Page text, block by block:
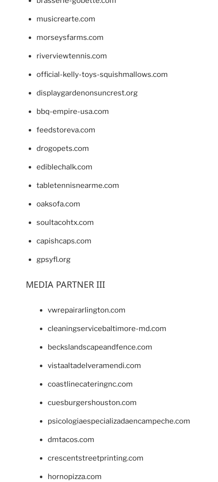
musicrearte.com
morseysfarms.com
riverviewtennis.com
official-kelly-toys-squishmallows.com
displaygardenonsuncrest.org
bbq-empire-usa.com
feedstoreva.com
drogopets.com
ediblechalk.com
tabletennisnearme.com
oaksofa.com
soultacohtx.com
capishcaps.com
gpsyfl.org
MEDIA PARTNER III
vwrepairarlington.com
cleaningservicebaltimore-md.com
beckslandscapeandfence.com
vistaaltadelveramendi.com
coastlinecateringnc.com
cuesburgershouston.com
psicologiaespecializadaencampeche.com
dmtacos.com
crescentstreetprinting.com
hornopizza.com